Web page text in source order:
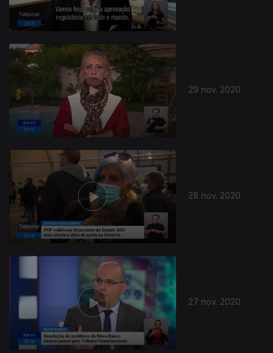
29 nov. 2020
28 nov. 2020
27 nov. 2020